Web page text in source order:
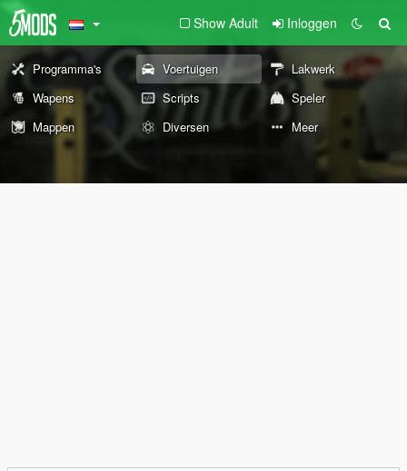
Show Adult Inloggen
Programma's Voertuigen
Lakwerk
Wapens
Scripts
Speler
Mappen
Diversen Meer